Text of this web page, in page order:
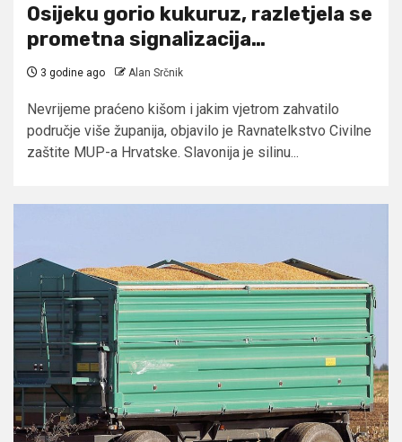
Osijeku gorio kukuruz, razletjela se
prometna signalizacija…
3 godine ago Alan Srčnik
Nevrijeme praćeno kišom i jakim vjetrom zahvatilo
područje više županija, objavilo je Ravnatelkstvo Civilne
zaštite MUP-a Hrvatske. Slavonija je silinu...